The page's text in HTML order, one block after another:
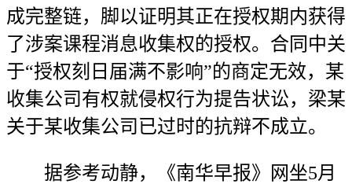
成完整链，脚以证明其正在授权期内获得
了涉案课程消息收集权的授权。合同中关
于“授权刻日届满不影响”的商定无效，某
收集公司有权就侵权行为提告状讼，梁某
关于某收集公司已过时的抗辩不成立。
据参考动静，《南华早报》网坐5月